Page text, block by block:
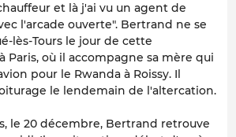
et là j'ai vu un agent de
l'arcade ouverte". Bertrand ne se
lès-Tours le jour de cette
Paris, où il accompagne sa mère qui
pour le Rwanda à Roissy. Il
le lendemain de l'altercation.
le 20 décembre, Bertrand retrouve